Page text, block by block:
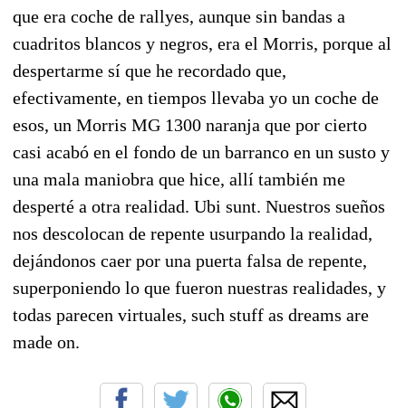
que era coche de rallyes, aunque sin bandas a
cuadritos blancos y negros, era el Morris, porque al
despertarme sí que he recordado que,
efectivamente, en tiempos llevaba yo un coche de
esos, un Morris MG 1300 naranja que por cierto
casi acabó en el fondo de un barranco en un susto y
una mala maniobra que hice, allí también me
desperté a otra realidad. Ubi sunt. Nuestros sueños
nos descolocan de repente usurpando la realidad,
dejándonos caer por una puerta falsa de repente,
superponiendo lo que fueron nuestras realidades, y
todas parecen virtuales, such stuff as dreams are
made on.